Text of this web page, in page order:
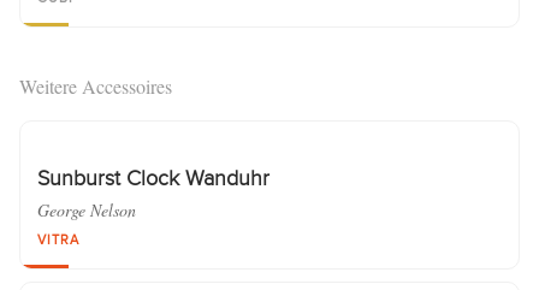
Weitere Accessoires
Sunburst Clock Wanduhr
George Nelson
VITRA